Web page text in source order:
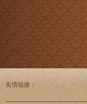
友情链接：